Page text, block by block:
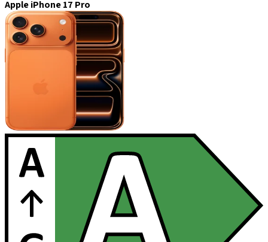
Apple iPhone 17 Pro